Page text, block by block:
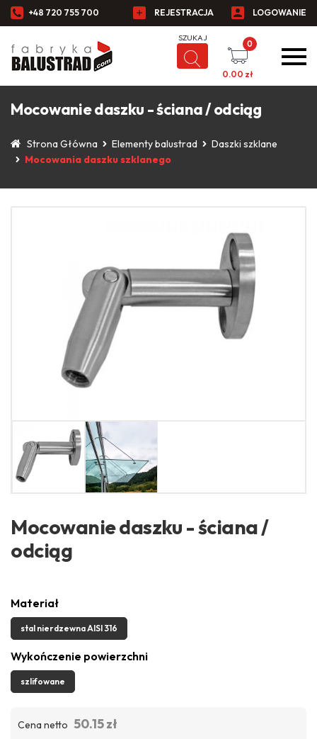
+48 720 755 700 REJESTRACJA LOGOWANIE
0
0.00 zł
Mocowanie daszku - ściana / odciąg
Strona Główna Elementy balustrad
Daszki szklane
Mocowania daszku szklanego
Mocowanie daszku - ściana /
odciąg
Materiał
stal nierdzewna AISI 316
Wykończenie powierzchni
szlifowane
Cena netto 50.15 zł